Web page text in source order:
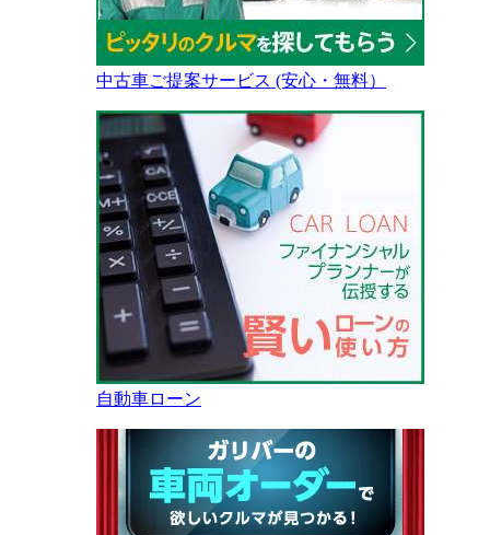
中古車ご提案サービス (安心・無料）
自動車ローン